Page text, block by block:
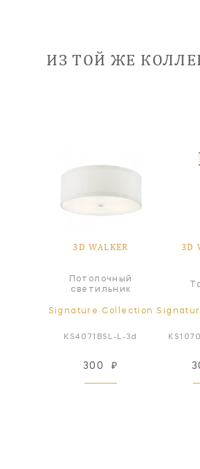
ИЗ ТОЙ ЖЕ
3D WALKER
Потолочный
светильник
Signature Collection
KS4071BSL-L-3d
300 ₽
3D